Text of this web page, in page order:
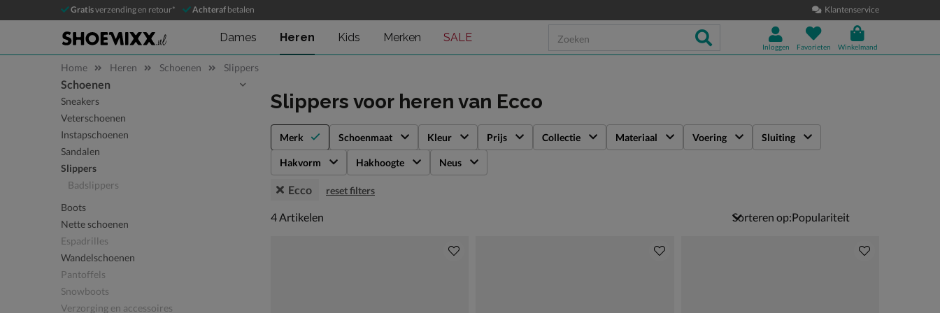
Gratisverzending en retour* Achteraf betalen Klantenservice
Dames Heren Kids Merken SALE
Inloggen Favorieten Winkelmand
Home Heren Schoenen Slippers
Sla categorieën over
Schoenen
Sneakers
Veterschoenen
Instapschoenen
Sandalen
Slippers
Badslippers
Boots
Nette schoenen
Espadrilles
Wandelschoenen
Pantoffels
Snowboots
Verzorging en accessoires
Slippers voor heren van Ecco
Merk Schoenmaat Kleur Prijs Collectie Materiaal Voering Sluiting
Hakvorm Hakhoogte Neus
Ecco reset filters
4 artikelen
4Artikelen Sorteren op: